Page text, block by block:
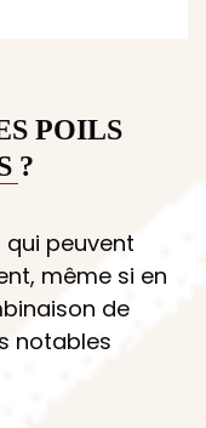
POILS
?
peuvent
même si en
de
notables